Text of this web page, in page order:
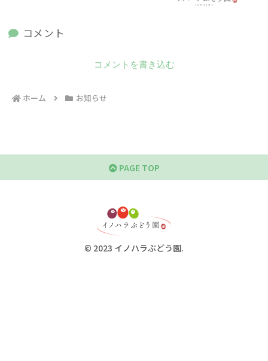
コメント
コメントを書き込む
ホーム お知らせ
PAGE TOP
© 2023 イノハラぶどう園.